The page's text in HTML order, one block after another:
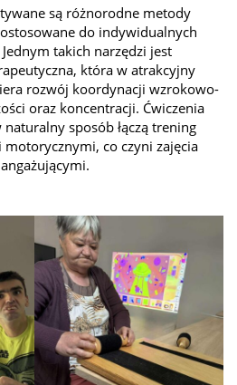
są różnorodne metody
do indywidualnych
takich narzędzi jest
która w atrakcyjny
rozwój koordynacji wzrokowo-
oraz koncentracji. Ćwiczenia
sposób łączą trening
co czyni zajęcia